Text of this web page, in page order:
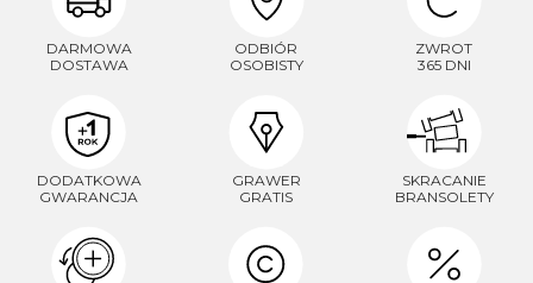
DARMOWA
DOSTAWA
ODBIÓR
OSOBISTY
ZWROT
365 DNI
DODATKOWA
GWARANCJA
GRAWER
GRATIS
SKRACANIE
BRANSOLETY